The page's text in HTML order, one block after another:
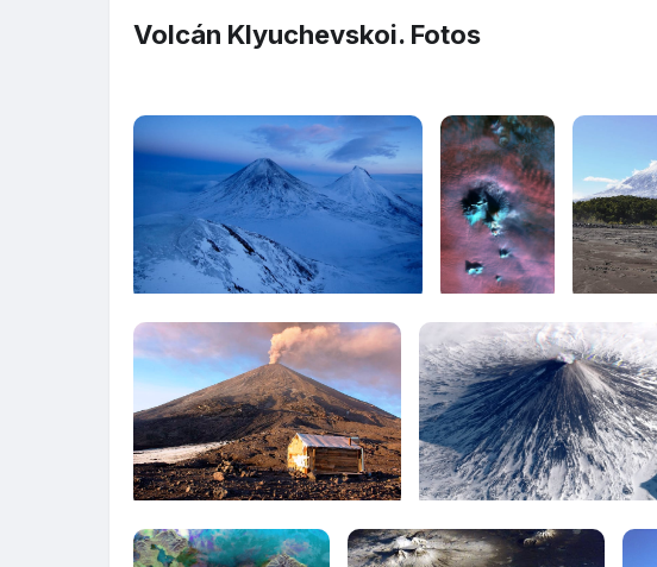
Volcán Klyuchevskoi. Fotos